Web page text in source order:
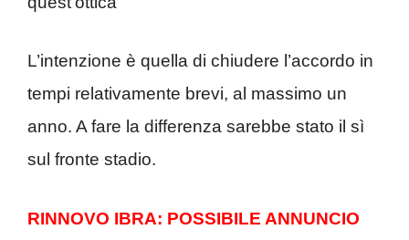
L’intenzione è quella di chiudere l’accordo in
tempi relativamente brevi, al massimo un
anno. A fare la differenza sarebbe stato il sì
sul fronte stadio.
RINNOVO IBRA: POSSIBILE ANNUNCIO